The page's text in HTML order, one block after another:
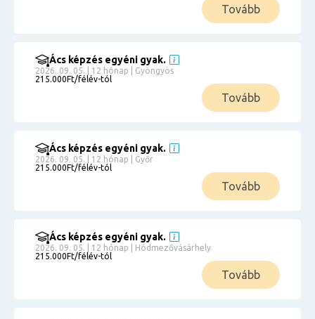
Tovább
Ács képzés egyéni gyak.
2026. 09. 05. | 12 hónap | Gyöngyös
215.000Ft/félév-tól
Tovább
Ács képzés egyéni gyak.
2026. 09. 05. | 12 hónap | Győr
215.000Ft/félév-tól
Tovább
Ács képzés egyéni gyak.
2026. 09. 05. | 12 hónap | Hódmezővásárhely
215.000Ft/félév-tól
Tovább